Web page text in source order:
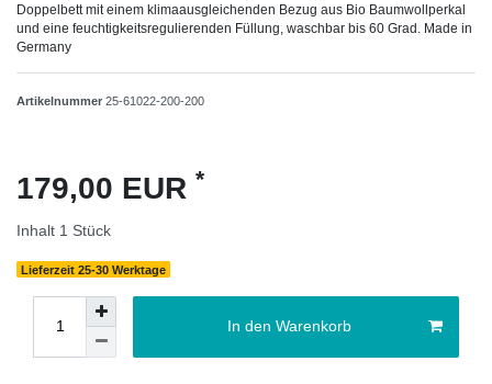
Doppelbett mit einem klimaausgleichenden Bezug aus Bio Baumwollperkal
und eine feuchtigkeitsregulierenden Füllung, waschbar bis 60 Grad. Made in
Germany
Artikelnummer 25-61022-200-200
179,00 EUR *
Inhalt 1 Stück
Lieferzeit 25-30 Werktage
In den Warenkorb